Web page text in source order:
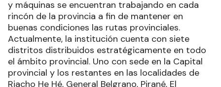
y máquinas se encuentran trabajando en cada
rincón de la provincia a fin de mantener en
buenas condiciones las rutas provinciales.
Actualmente, la institución cuenta con siete
distritos distribuidos estratégicamente en todo
el ámbito provincial. Uno con sede en la Capital
provincial y los restantes en las localidades de
Riacho He Hé, General Belgrano, Pirané, El